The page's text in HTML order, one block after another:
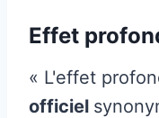
Effet
« L'effet
officiel